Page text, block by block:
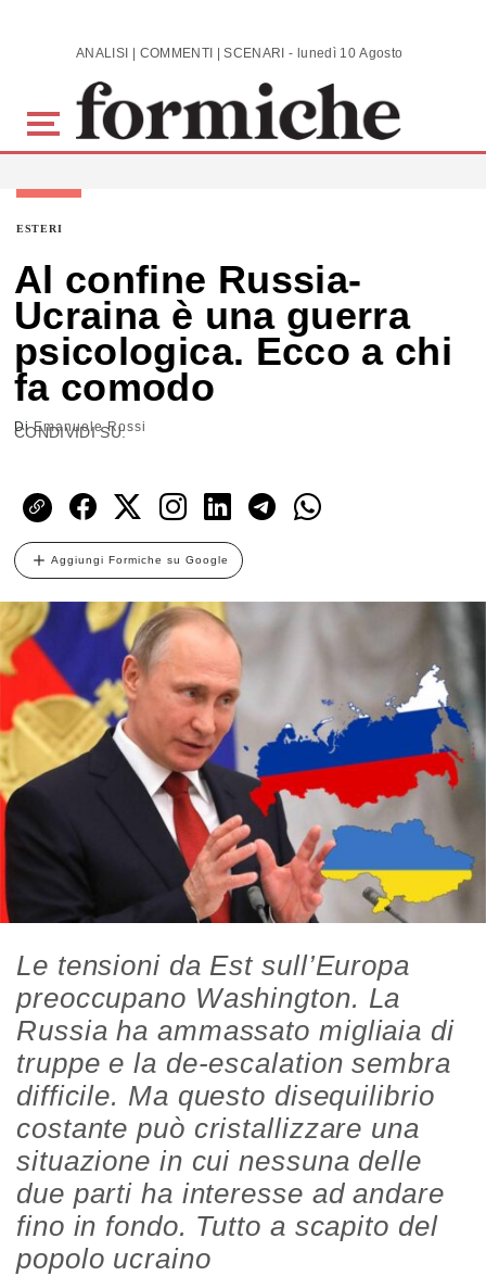
Skip to main content ANALISI | COMMENTI | SCENARI - lunedì 10 Agosto 2026
ESTERI
Al confine Russia-
Ucraina è una guerra
psicologica. Ecco a chi
fa comodo
DiEmanuele Rossi
CONDIVIDI SU:
Aggiungi Formiche su Google
Le tensioni da Est sull’Europa
preoccupano Washington. La
Russia ha ammassato migliaia di
truppe e la de-escalation sembra
difficile. Ma questo disequilibrio
costante può cristallizzare una
situazione in cui nessuna delle
due parti ha interesse ad andare
fino in fondo. Tutto a scapito del
popolo ucraino